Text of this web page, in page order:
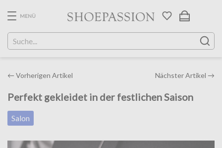
content
MENÜ
Post
← Vorherigen Artikel Nächster Artikel →
Perfekt gekleidet in der festlichen Saison
Salon